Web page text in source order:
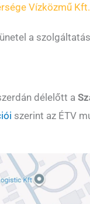
Vízközmű Kft.
a
délelőtt a
szerint az ÉTV